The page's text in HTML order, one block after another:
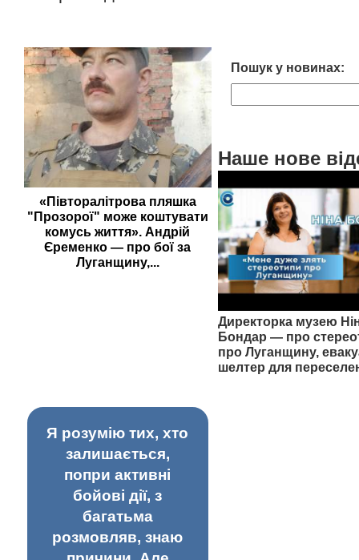
«Півторалітрова пляшка
"Прозорої" може коштувати
комусь життя». Андрій
Єременко — про бої за
Луганщину,...
Пошук у новинах:
Наше нове
Директорка музею
Бондар — про
про Луганщину,
шелтер для
Я розумію тих, хто
залишається,
попри активні
бойові дії, з
багатьма
розмовляв, знаю